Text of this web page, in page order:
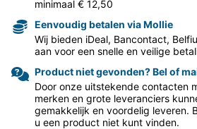
minimaal € 12,50
Eenvoudig betalen via Mollie
Wij bieden iDeal, Bancontact,
aan voor een snelle en veilige
Product niet gevonden? Bel of
Door onze uitstekende contacten
merken en grote leveranciers
gemakkelijk en voordelig leveren.
u een product niet kunt vinden.